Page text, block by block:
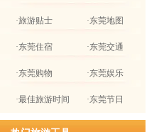
·旅游贴士 ·东莞地图
·东莞住宿 ·东莞交通
·东莞购物 ·东莞娱乐
·最佳旅游时间 ·东莞节日